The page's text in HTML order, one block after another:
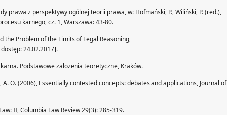
prawa z perspektywy ogólnej teorii prawa, w: Hofmański, P., Wiliński, P. (red.),
karnego, cz. 1, Warszawa: 43-80.
the Problem of the Limits of Legal Reasoning,
24.02.2017].
Podstawowe założenia teoretyczne, Kraków.
A. O. (2006), Essentially contested concepts: debates and applications, Journal of
II, Columbia Law Review 29(3): 285-319.